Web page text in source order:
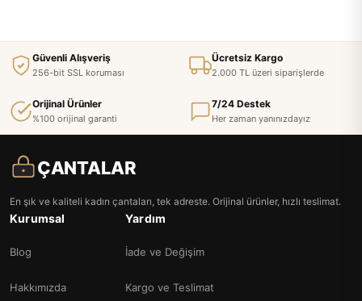
Güvenli Alışveriş
256-bit SSL koruması
Ücretsiz Kargo
2.000 TL üzeri siparişlerde
Orijinal Ürünler
%100 orijinal garanti
7/24 Destek
Her zaman yanınızdayız
ÇANTALAR
En şık ve kaliteli kadın çantaları, tek adreste. Orijinal ürünler, hızlı teslimat.
Kurumsal
Blog
Hakkımızda
Yardım
İade ve Değişim
Kargo ve Teslimat